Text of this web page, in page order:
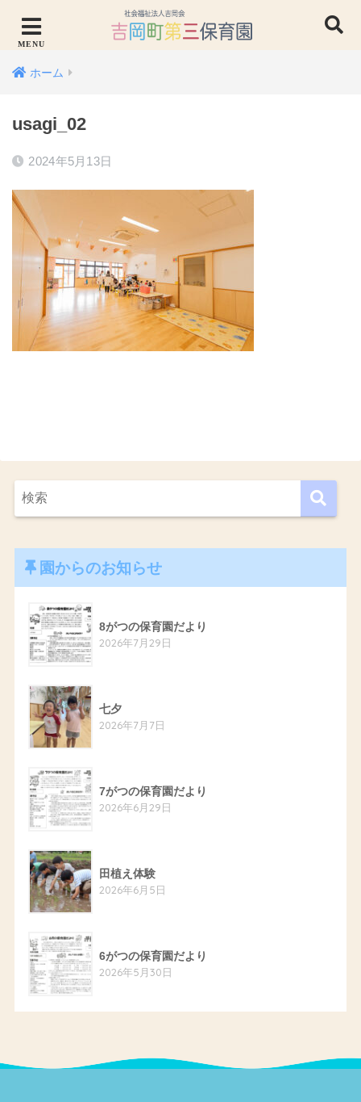
ホーム
usagi_02
2024年5月13日
園からのお知らせ
8がつの保育園だより
2026年7月29日
七夕
2026年7月7日
7がつの保育園だより
2026年6月29日
田植え体験
2026年6月5日
6がつの保育園だより
2026年5月30日